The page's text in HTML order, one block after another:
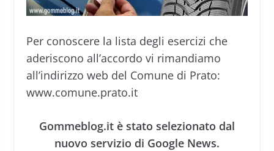
Per conoscere la lista degli esercizi che
aderiscono all’accordo vi rimandiamo
all’indirizzo web del Comune di Prato:
www.comune.prato.it
Gommeblog.it è stato selezionato dal
nuovo servizio di Google News.